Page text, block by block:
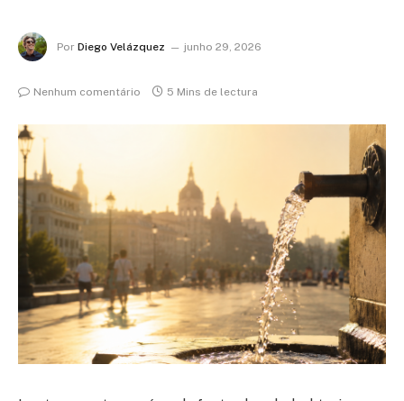
Por Diego Velázquez junho 29, 2026
Nenhum comentário 5 Mins de lectura